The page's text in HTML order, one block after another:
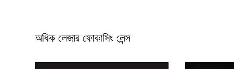
অধিক লেজার ফোকাসিং লেন্স